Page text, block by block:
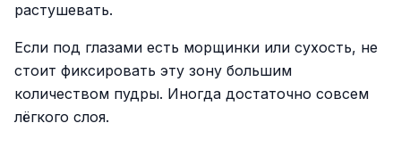
растушевать.
Если под глазами есть морщинки или сухость, не
стоит фиксировать эту зону большим
количеством пудры. Иногда достаточно совсем
лёгкого слоя.